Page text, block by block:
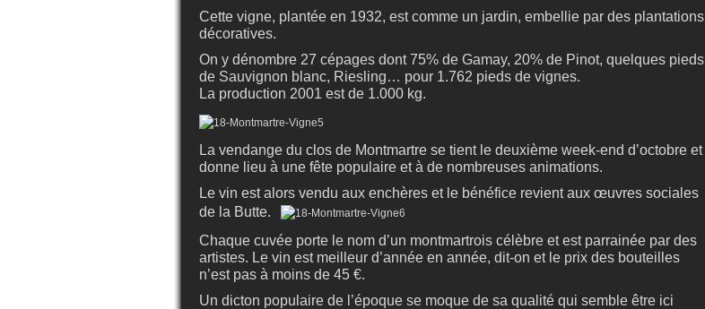
Cette vigne, plantée en 1932, est comme un jardin, embellie par des plantations
décoratives.
On y dénombre 27 cépages dont 75% de Gamay, 20% de Pinot, quelques pieds
de Sauvignon blanc, Riesling… pour 1.762 pieds de vignes.
La production 2001 est de 1.000 kg.
La vendange du clos de Montmartre se tient le deuxième week-end d’octobre et
donne lieu à une fête populaire et à de nombreuses animations.
Le vin est alors vendu aux enchères et le bénéfice revient aux œuvres sociales
de la Butte.
Chaque cuvée porte le nom d’un montmartrois célèbre et est parrainée par des
artistes. Le vin est meilleur d’année en année, dit-on et le prix des bouteilles
n’est pas à moins de 45 €.
Un dicton populaire de l’époque se moque de sa qualité qui semble être ici